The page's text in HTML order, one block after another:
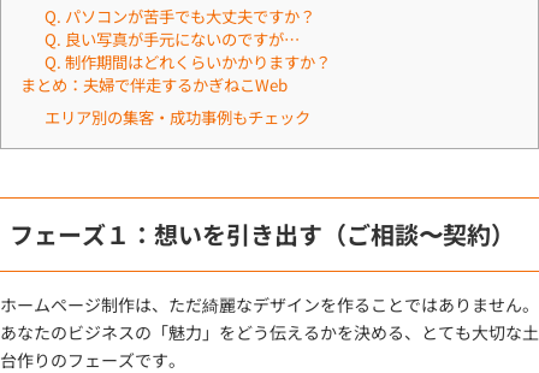
Q. パソコンが苦手でも大丈夫ですか？
Q. 良い写真が手元にないのですが…
Q. 制作期間はどれくらいかかりますか？
まとめ：夫婦で伴走するかぎねこWeb
エリア別の集客・成功事例もチェック
フェーズ１：想いを引き出す（ご相談〜契約）
ホームページ制作は、ただ綺麗なデザインを作ることではありません。
あなたのビジネスの「魅力」をどう伝えるかを決める、とても大切な土
台作りのフェーズです。